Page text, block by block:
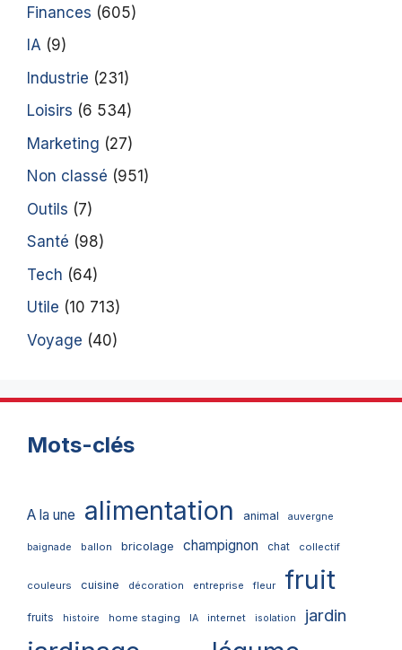
Finances (605)
IA (9)
Industrie (231)
Loisirs (6 534)
Marketing (27)
Non classé (951)
Outils (7)
Santé (98)
Tech (64)
Utile (10 713)
Voyage (40)
Mots-clés
A la une alimentation animal auvergne
baignade ballon bricolage champignon chat collectif
couleurs cuisine décoration entreprise fleur fruit
fruits histoire home staging IA internet isolation jardin